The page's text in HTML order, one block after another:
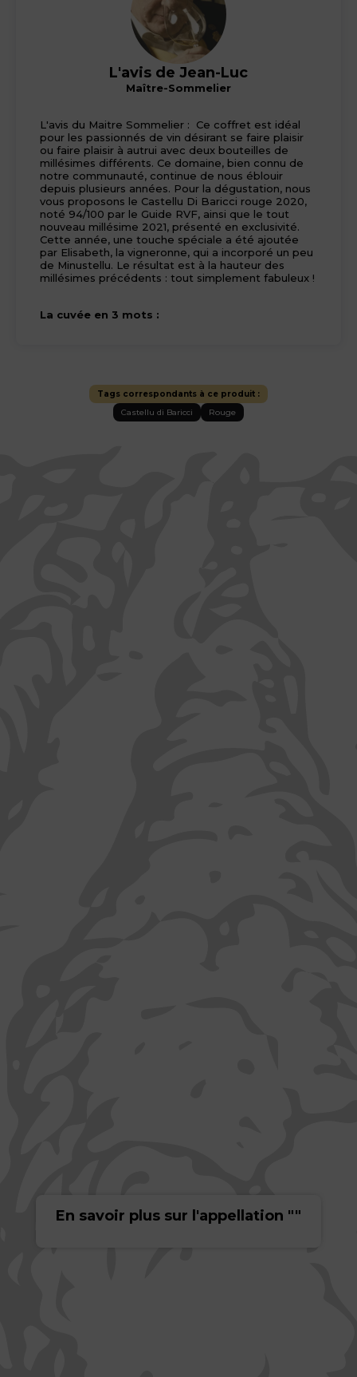
L'avis de Jean-Luc
Maître-Sommelier
L'avis du Maitre Sommelier : Ce coffret est idéal
pour les passionnés de vin désirant se faire plaisir
ou faire plaisir à autrui avec deux bouteilles de
millésimes différents. Ce domaine, bien connu de
notre communauté, continue de nous éblouir
depuis plusieurs années. Pour la dégustation, nous
vous proposons le Castellu Di Baricci rouge 2020,
noté 94/100 par le Guide RVF, ainsi que le tout
nouveau millésime 2021, présenté en exclusivité.
Cette année, une touche spéciale a été ajoutée
par Elisabeth, la vigneronne, qui a incorporé un peu
de Minustellu. Le résultat est à la hauteur des
millésimes précédents : tout simplement fabuleux !
La cuvée en 3 mots :
Tags correspondants à ce produit :
Castellu di Baricci
Rouge
En savoir plus sur l'appellation ""